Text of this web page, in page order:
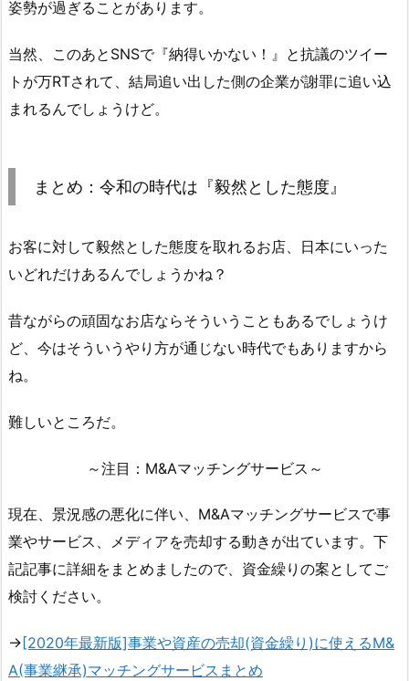
姿勢が過ぎることがあります。
当然、このあとSNSで『納得いかない！』と抗議のツイー
トが万RTされて、結局追い出した側の企業が謝罪に追い込
まれるんでしょうけど。
まとめ：令和の時代は『毅然とした態度』
お客に対して毅然とした態度を取れるお店、日本にいった
いどれだけあるんでしょうかね？
昔ながらの頑固なお店ならそういうこともあるでしょうけ
ど、今はそういうやり方が通じない時代でもありますから
ね。
難しいところだ。
～注目：M&Aマッチングサービス～
現在、景況感の悪化に伴い、M&Aマッチングサービスで事
業やサービス、メディアを売却する動きが出ています。下
記記事に詳細をまとめましたので、資金繰りの案としてご
検討ください。
→ [2020年最新版]事業や資産の売却(資金繰り)に使えるM&
A(事業継承)マッチングサービスまとめ